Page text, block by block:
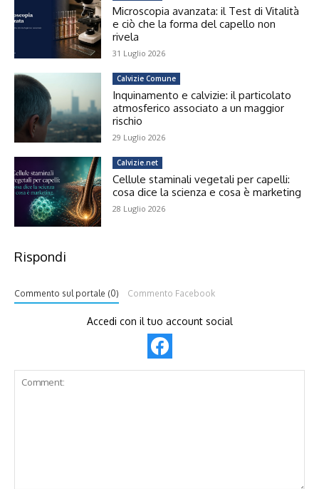
Microscopia avanzata: il Test di Vitalità
e ciò che la forma del capello non
rivela
31 Luglio 2026
Calvizie Comune
Inquinamento e calvizie: il particolato
atmosferico associato a un maggior
rischio
29 Luglio 2026
Calvizie.net
Cellule staminali vegetali per capelli:
cosa dice la scienza e cosa è marketing
28 Luglio 2026
Rispondi
Commento sul portale (0) Commento Facebook
Accedi con il tuo account social